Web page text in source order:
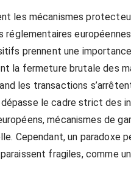
les mécanismes
prennent une
la fermeture brutale des
les transactions
le cadre strict des
mécanismes de
Cependant, un paradoxe
fragiles, comme